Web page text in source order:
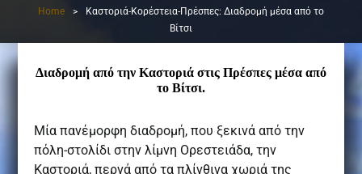
Home >
Καστοριά-Κορέστεια-Πρέσπες: Διαδρομή μέσα από το
Βίτσι
Διαδρομή από την Καστοριά στις Πρέσπες μέσα από
το Βίτσι.
Μία πανέμορφη διαδρομή, που ξεκινά από την
πόλη-στολίδι στην λίμνη Ορεστειάδα, την
Καστοριά, περνά από τα πλίνθινα χωριά της